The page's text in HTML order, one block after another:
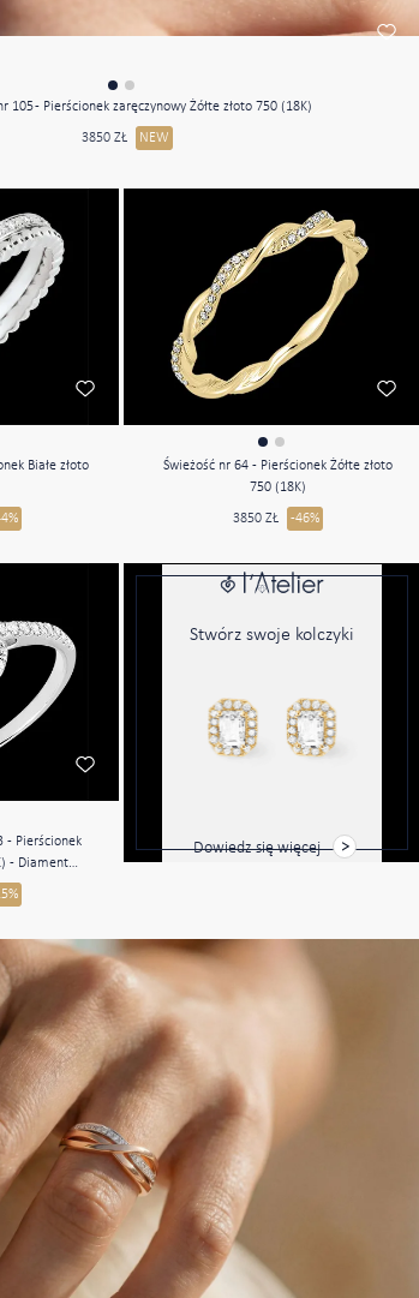
105 - Pierścionek zaręczynowy Żółte złoto 750 (18K)
3850 ZŁ NEW
Białe złoto
Świeżość nr 64 - Pierścionek Żółte złoto
750 (18K)
3850 ZŁ -46%
- Pierścionek
- Diament
0.5 karat -
laboratoryjny
Stwórz swoje kolczyki
Dowiedz się więcej